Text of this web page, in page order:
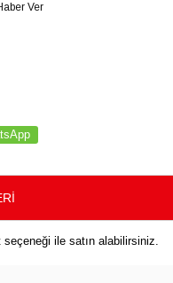
Ver
ile satın alabilirsiniz.